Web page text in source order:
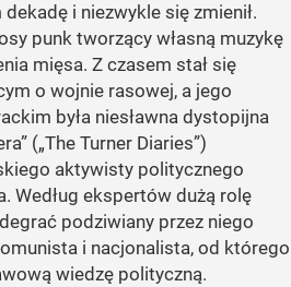
i niezwykle się zmienił.
punk tworzący własną muzykę
mięsa. Z czasem stał się
o wojnie rasowej, a jego
była niesławna dystopijna
(„The Turner Diaries”)
aktywisty politycznego
Według ekspertów dużą rolę
podziwiany przez niego
i nacjonalista, od którego
wiedzę polityczną.